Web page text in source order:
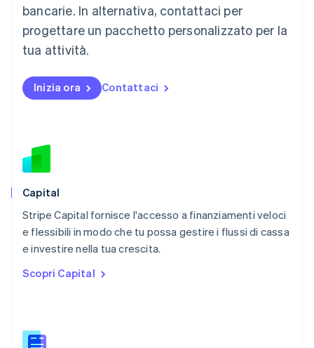
bancarie. In alternativa, contattaci per
progettare un pacchetto personalizzato per la
tua attività.
Inizia ora Contattaci
Capital
Stripe Capital fornisce l'accesso a finanziamenti veloci
e flessibili in modo che tu possa gestire i flussi di cassa
e investire nella tua crescita.
Scopri Capital
Malta
Messico
EspañolEnglish
English
Nuova Zelanda
Polonia
Portogallo
Português
English简体中文
Regno Unito
English
English
English